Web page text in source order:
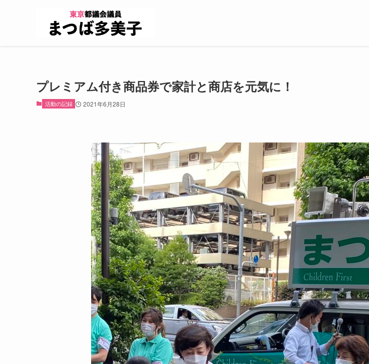
プレミアム付き商品券で家計と商店を元気に！
活動の記録 2021年6月28日